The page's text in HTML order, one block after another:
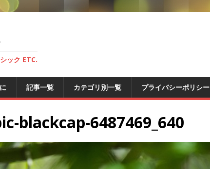
ック ETC.
記事一覧 カテゴリ別一覧 プライバシーポリシー
blackcap-6487469_640